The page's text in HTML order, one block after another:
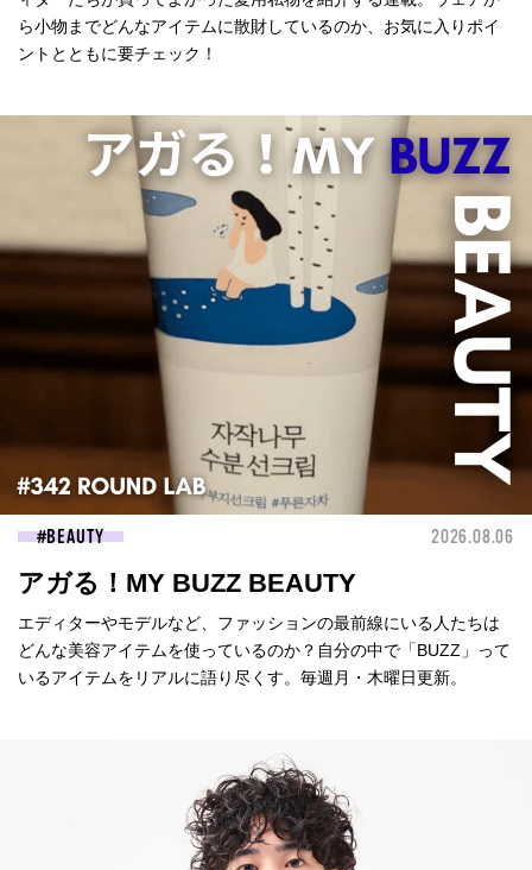
ら小物までどんなアイテムに散財しているのか、お気に入りポイ
ントとともに要チェック！
BEAUTY 2026.08.06
アガる！MY BUZZ BEAUTY
エディターやモデルなど、ファッションの最前線にいる人たちは
どんな美容アイテムを使っているのか？自分の中で「BUZZ」って
いるアイテムをリアルに語り尽くす。毎週月・木曜日更新。